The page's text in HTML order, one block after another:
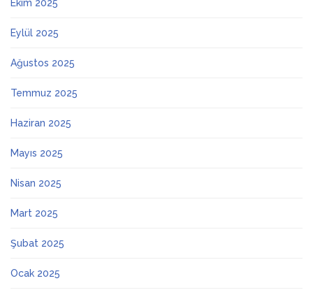
Ekim 2025
Eylül 2025
Ağustos 2025
Temmuz 2025
Haziran 2025
Mayıs 2025
Nisan 2025
Mart 2025
Şubat 2025
Ocak 2025